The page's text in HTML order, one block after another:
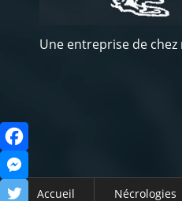
Une entreprise de chez
Accueil Nécrologies